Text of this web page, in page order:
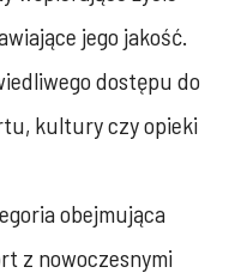
jego jakość.
dostępu do
kultury czy opieki
obejmująca
z nowoczesnymi